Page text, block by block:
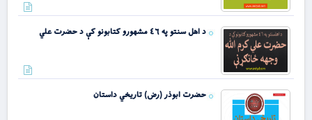
د اهل سنتو په ٤٦ مشهورو کتابونو کې د حضرت علي
حضرت ابوذر (رض) تاریخي داستان